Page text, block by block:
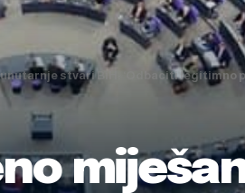
stvari BiH: ‘Odbaciti legitimno